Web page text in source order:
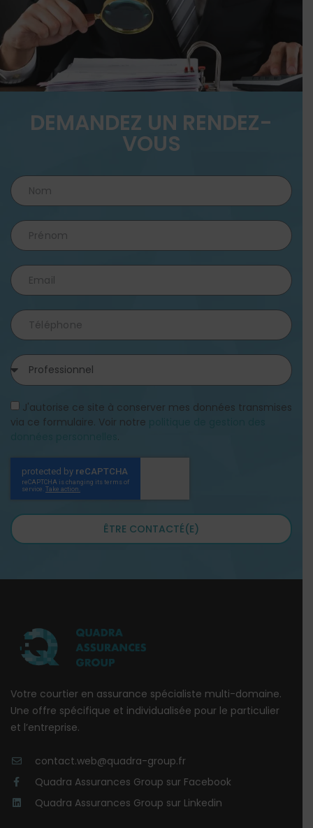
DEMANDEZ UN RENDEZ-
VOUS
J'autorise ce site à conserver mes données transmises
via ce formulaire. Voir notre
.
ÊTRE CONTACTÉ(E)
Votre courtier en assurance spécialiste multi-domaine.
Une offre spécifique et individualisée pour le particulier
et l’entreprise.
contact.web@quadra-group.fr
Quadra Assurances Group sur Facebook
Quadra Assurances Group sur Linkedin